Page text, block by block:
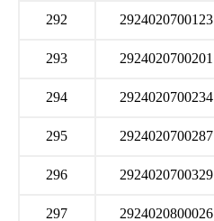
292 2924020700123
293 2924020700201
294 2924020700234
295 2924020700287
296 2924020700329
297 2924020800026